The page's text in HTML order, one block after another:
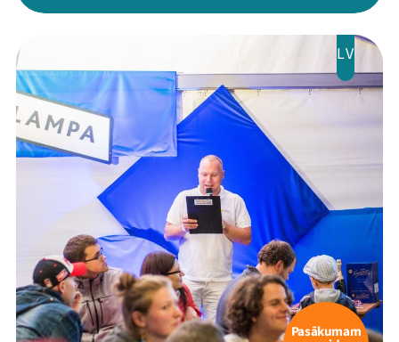
Mana programma
Festivāls
Programma
Arhīvs
LV
Pasākumam